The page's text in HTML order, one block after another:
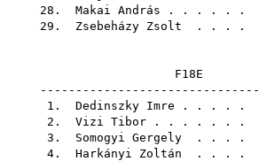
28. Makai András . . . . . .
29. Zsebeházy Zsolt . . . .
1. Dedinszky Imre . . . . .
2. Vizi Tibor . . . . . . .
3. Somogyi Gergely . . . .
4. Harkányi Zoltán . . . .